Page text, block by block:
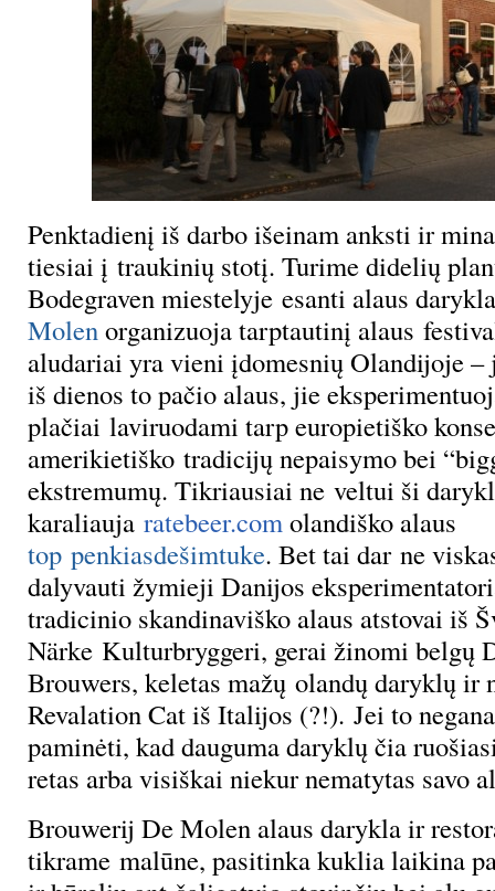
Penktadienį iš darbo išeinam anksti ir
tiesiai į traukinių stotį. Turime didelių
Bodegraven miestelyje esanti alaus
Molenorganizuoja tarptautinį alaus
aludariai yra vieni įdomesnių Olandijoje –
iš dienos to pačio alaus, jie
plačiai laviruodami tarp europietiško
amerikietiško tradicijų nepaisymo bei
ekstremumų. Tikriausiai ne veltui ši
karaliauja ratebeer.comolandiško alaus
top penkiasdešimtuke. Bet tai dar ne
dalyvauti žymieji Danijos
tradicinio skandinaviško alaus atstovai iš
Närke Kulturbryggeri, gerai žinomi belgų
Brouwers, keletas mažų olandų daryklų ir
Revalation Cat iš Italijos (?!). Jei to
paminėti, kad dauguma daryklų čia
retas arba visiškai niekur nematytas savo
Brouwerij De Molen alaus darykla ir
tikrame malūne, pasitinka kuklia laikina